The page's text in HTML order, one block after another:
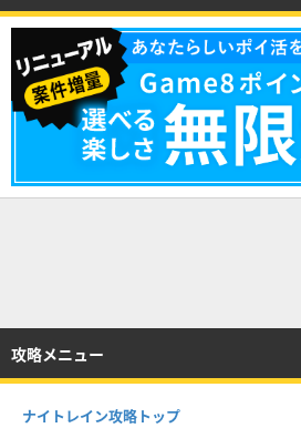
攻略メニュー
ナイトレイン攻略トップ